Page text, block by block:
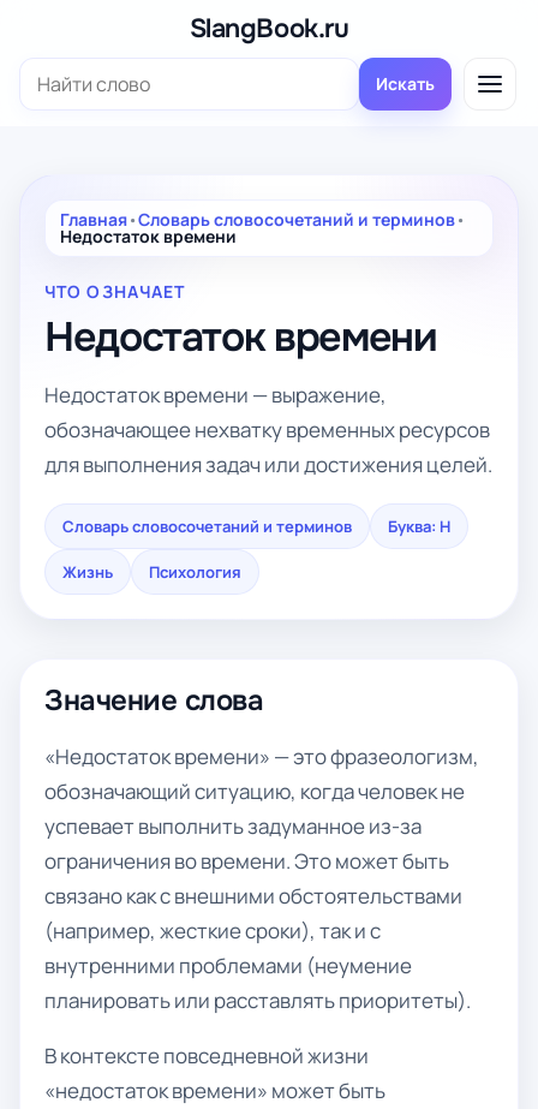
содержимому
SlangBook.ru
Поиск: Искать
Главная•Словарь словосочетаний и терминов•
Недостаток времени
ЧТО ОЗНАЧАЕТ
Недостаток времени
Недостаток времени — выражение,
обозначающее нехватку временных ресурсов
для выполнения задач или достижения целей.
Словарь словосочетаний и терминов Буква: Н
Жизнь Психология
Значение слова
«Недостаток времени» — это фразеологизм,
обозначающий ситуацию, когда человек не
успевает выполнить задуманное из-за
ограничения во времени. Это может быть
связано как с внешними обстоятельствами
(например, жесткие сроки), так и с
внутренними проблемами (неумение
планировать или расставлять приоритеты).
В контексте повседневной жизни
«недостаток времени» может быть